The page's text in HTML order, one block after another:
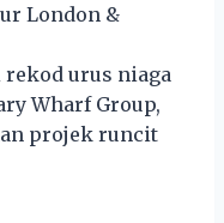
London &
rekod urus niaga
Wharf Group,
projek runcit